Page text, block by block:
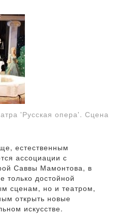
'Русская опера'. Сцена
естественным
ассоциации с
Саввы Мамонтова, в
только достойной
сценам, но и театром,
открыть новые
искусстве.